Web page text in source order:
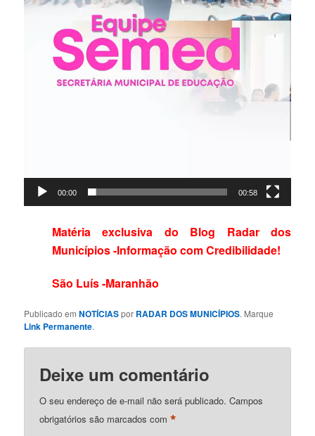
00:00 00:58
Matéria exclusiva do Blog Radar dos
Municípios -Informação com Credibilidade!
São Luís -Maranhão
Publicado emNOTÍCIASpor RADAR DOS MUNICÍPIOS. Marque
Link Permanente.
Deixe um comentário
O seu endereço de e-mail não será publicado. Campos
obrigatórios são marcados com*